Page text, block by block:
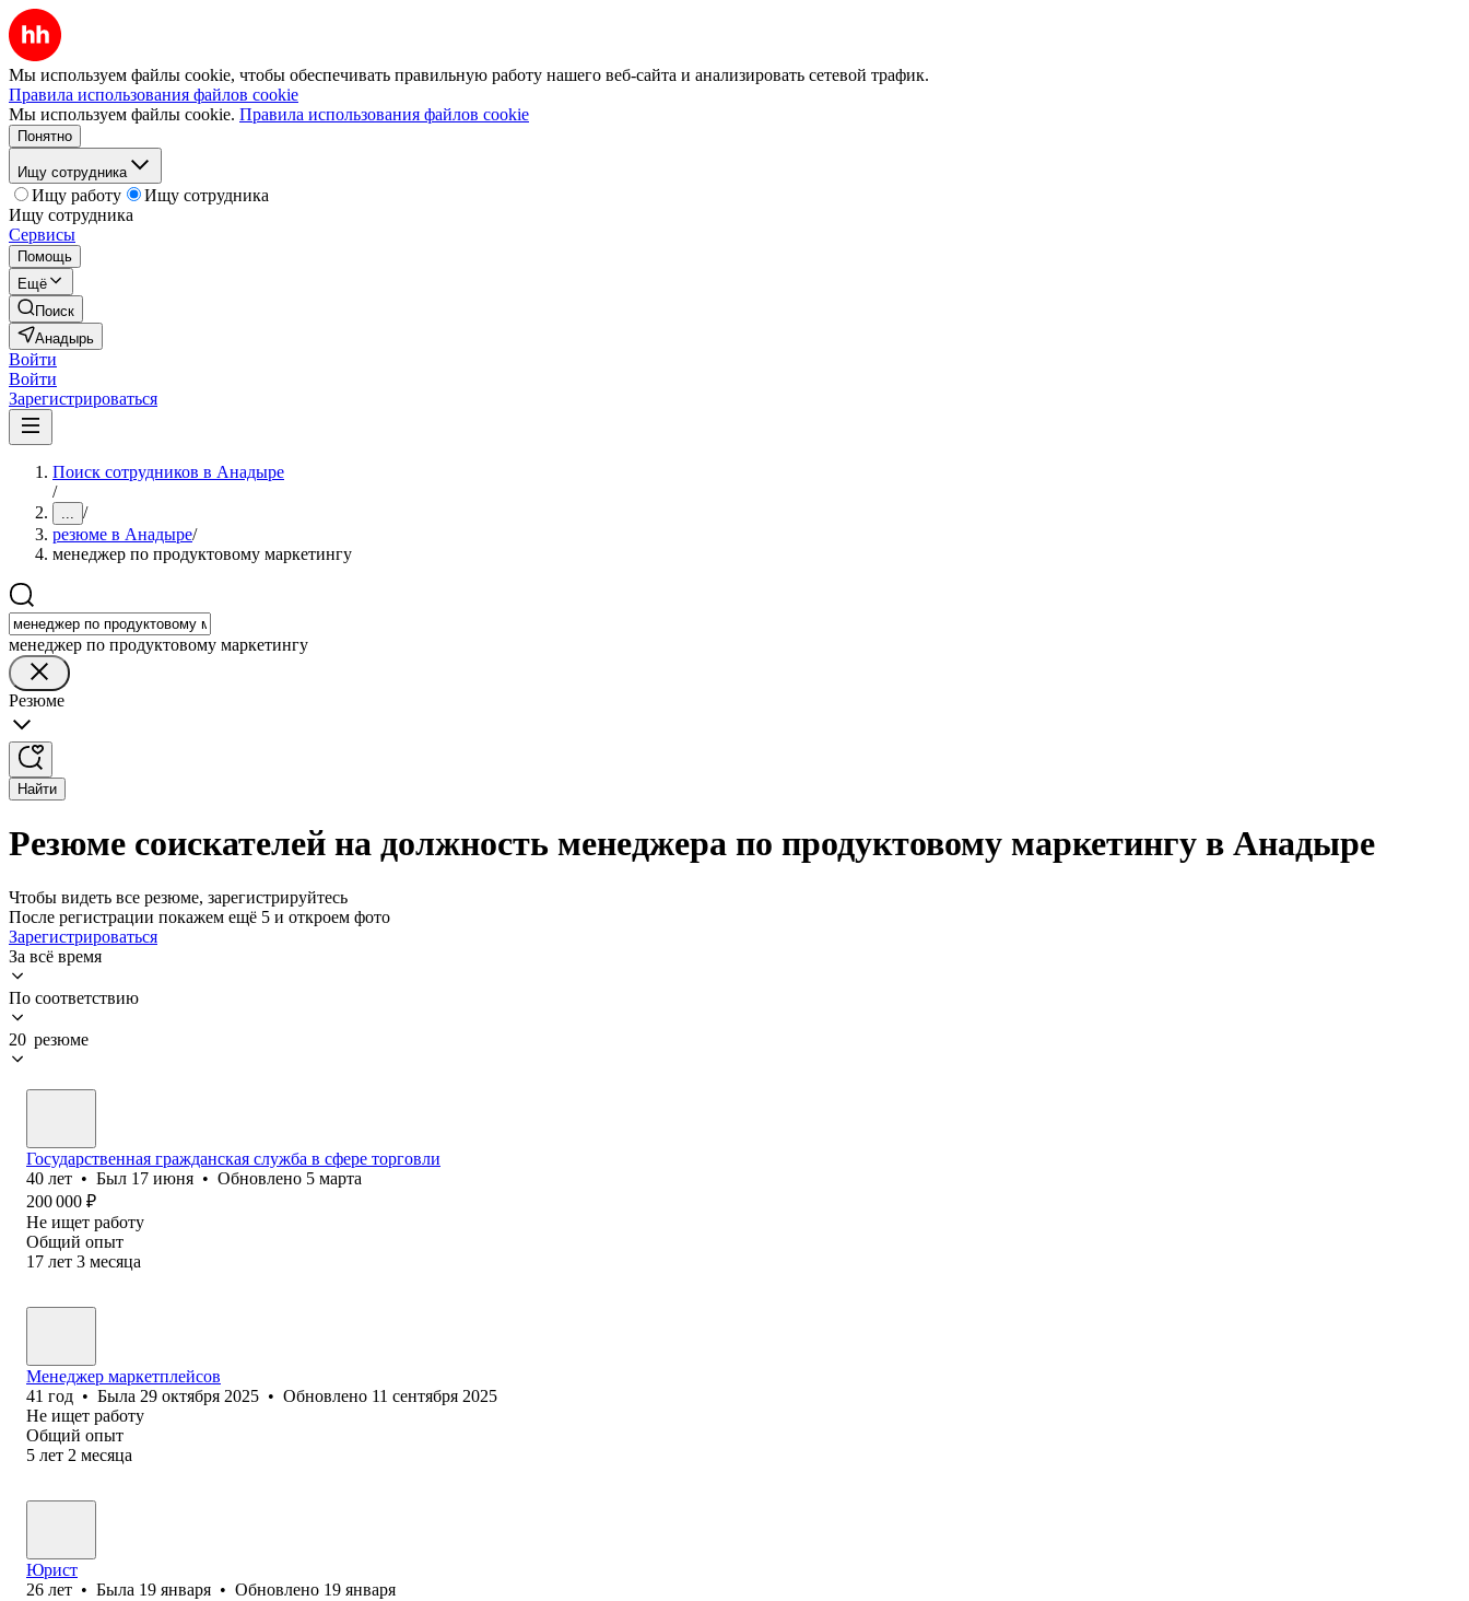
Мы используем файлы cookie, чтобы обеспечивать правильную работу нашего веб-сайта и анализировать сетевой трафик.
Правила использования файлов cookie
Мы используем файлы cookie. Правила использования файлов cookie
Понятно
Ищу сотрудника
Ищу работу
Ищу сотрудника
Ищу сотрудника
Сервисы
Помощь
Ещё
Поиск
Анадырь
Войти
Войти
Зарегистрироваться
Поиск сотрудников в Анадыре
/
... /
резюме в Анадыре/
менеджер по продуктовому маркетингу
менеджер по продуктовому маркетингу
Резюме
Найти
Резюме соискателей на должность менеджера по продуктовому маркетингу в Анадыре
Чтобы видеть все резюме, зарегистрируйтесь
После регистрации покажем ещё 5 и откроем фото
Зарегистрироваться
За всё время
По соответствию
20 резюме
Государственная гражданская служба в сфере торговли
40 лет • Был 17 июня • Обновлено 5 марта
200 000 ₽
Не ищет работу
Общий опыт
17 лет 3 месяца
Менеджер маркетплейсов
41 год • Была 29 октября 2025 • Обновлено 11 сентября 2025
Не ищет работу
Общий опыт
5 лет 2 месяца
Юрист
26 лет • Была 19 января • Обновлено 19 января